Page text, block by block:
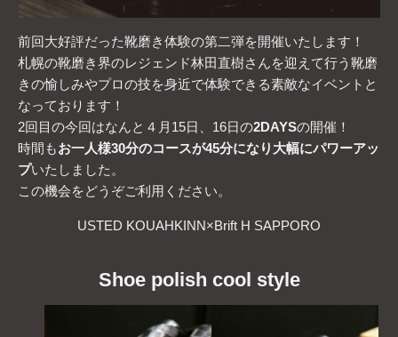
前回大好評だった靴磨き体験の第二弾を開催いたします！
札幌の靴磨き界のレジェンド林田直樹さんを迎えて行う靴磨
きの愉しみやプロの技を身近で体験できる素敵なイベントと
なっております！
2回目の今回はなんと４月15日、16日の2DAYSの開催！
時間もお一人様30分のコースが45分になり大幅にパワーアッ
プいたしました。
この機会をどうぞご利用ください。
USTED KOUAHKINN×Brift H SAPPORO
Shoe polish cool style